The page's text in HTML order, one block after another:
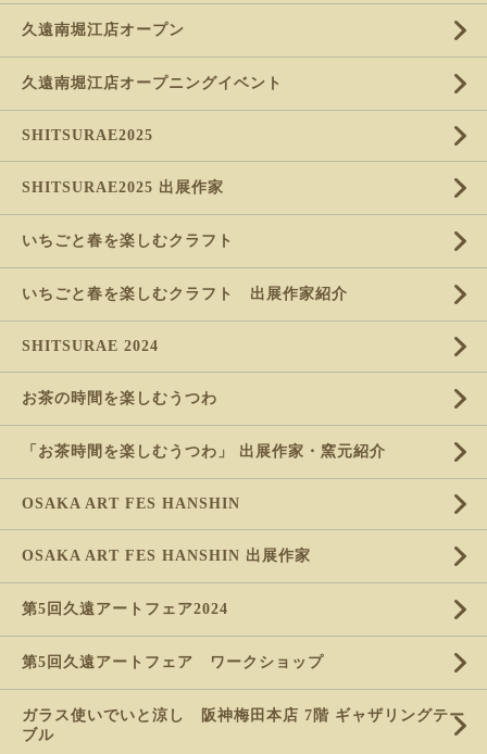
久遠南堀江店オープン
久遠南堀江店オープニングイベント
SHITSURAE2025
SHITSURAE2025 出展作家
いちごと春を楽しむクラフト
いちごと春を楽しむクラフト 出展作家紹介
SHITSURAE 2024
お茶の時間を楽しむうつわ
「お茶時間を楽しむうつわ」 出展作家・窯元紹介
OSAKA ART FES HANSHIN
OSAKA ART FES HANSHIN 出展作家
第5回久遠アートフェア2024
第5回久遠アートフェア ワークショップ
ガラス使いでいと涼し 阪神梅田本店 7階 ギャザリングテー
ブル